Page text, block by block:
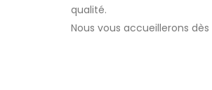
qualité.
Nous vous accueillerons dès